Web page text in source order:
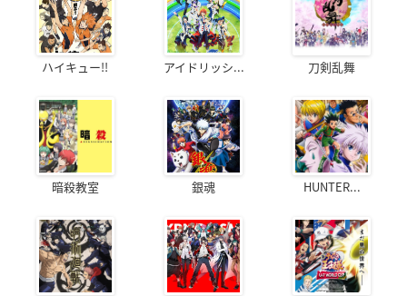
ハイキュー!! アイドリッシ... 刀剣乱舞
暗殺教室 銀魂 HUNTER...